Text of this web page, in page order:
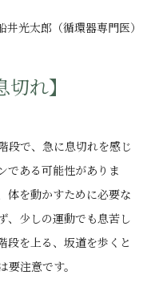
井光太郎（循環器専門医）
れ】
段で、急に息切れを感じ
である可能性がありま
体を動かすために必要な
、少しの運動でも息苦し
段を上る、坂道を歩くと
注意です。